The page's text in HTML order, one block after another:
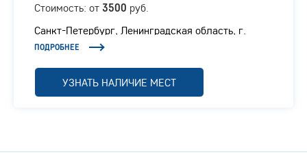
Стоимость: от 3500 руб.
Санкт-Петербург, Ленинградская область, г.
Отрадное, Ленинградское шоссе, 1/1
ПОДРОБНЕЕ
УЗНАТЬ НАЛИЧИЕ МЕСТ